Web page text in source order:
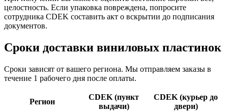
целостность. Если упаковка повреждена, попросите
сотрудника CDEK составить акт о вскрытии до подписания
документов.
Сроки доставки виниловых пластинок
Сроки зависят от вашего региона. Мы отправляем заказы в
течение 1 рабочего дня после оплаты.
Регион
CDEK (пункт
выдачи)
CDEK (курьер до
двери)